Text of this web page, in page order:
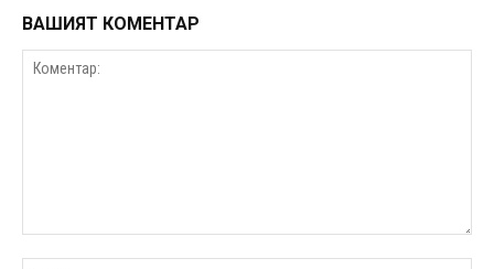
ВАШИЯТ КОМЕНТАР